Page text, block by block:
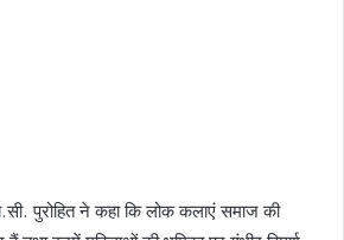
पुरोहित ने कहा कि लोक कलाएं समाज की